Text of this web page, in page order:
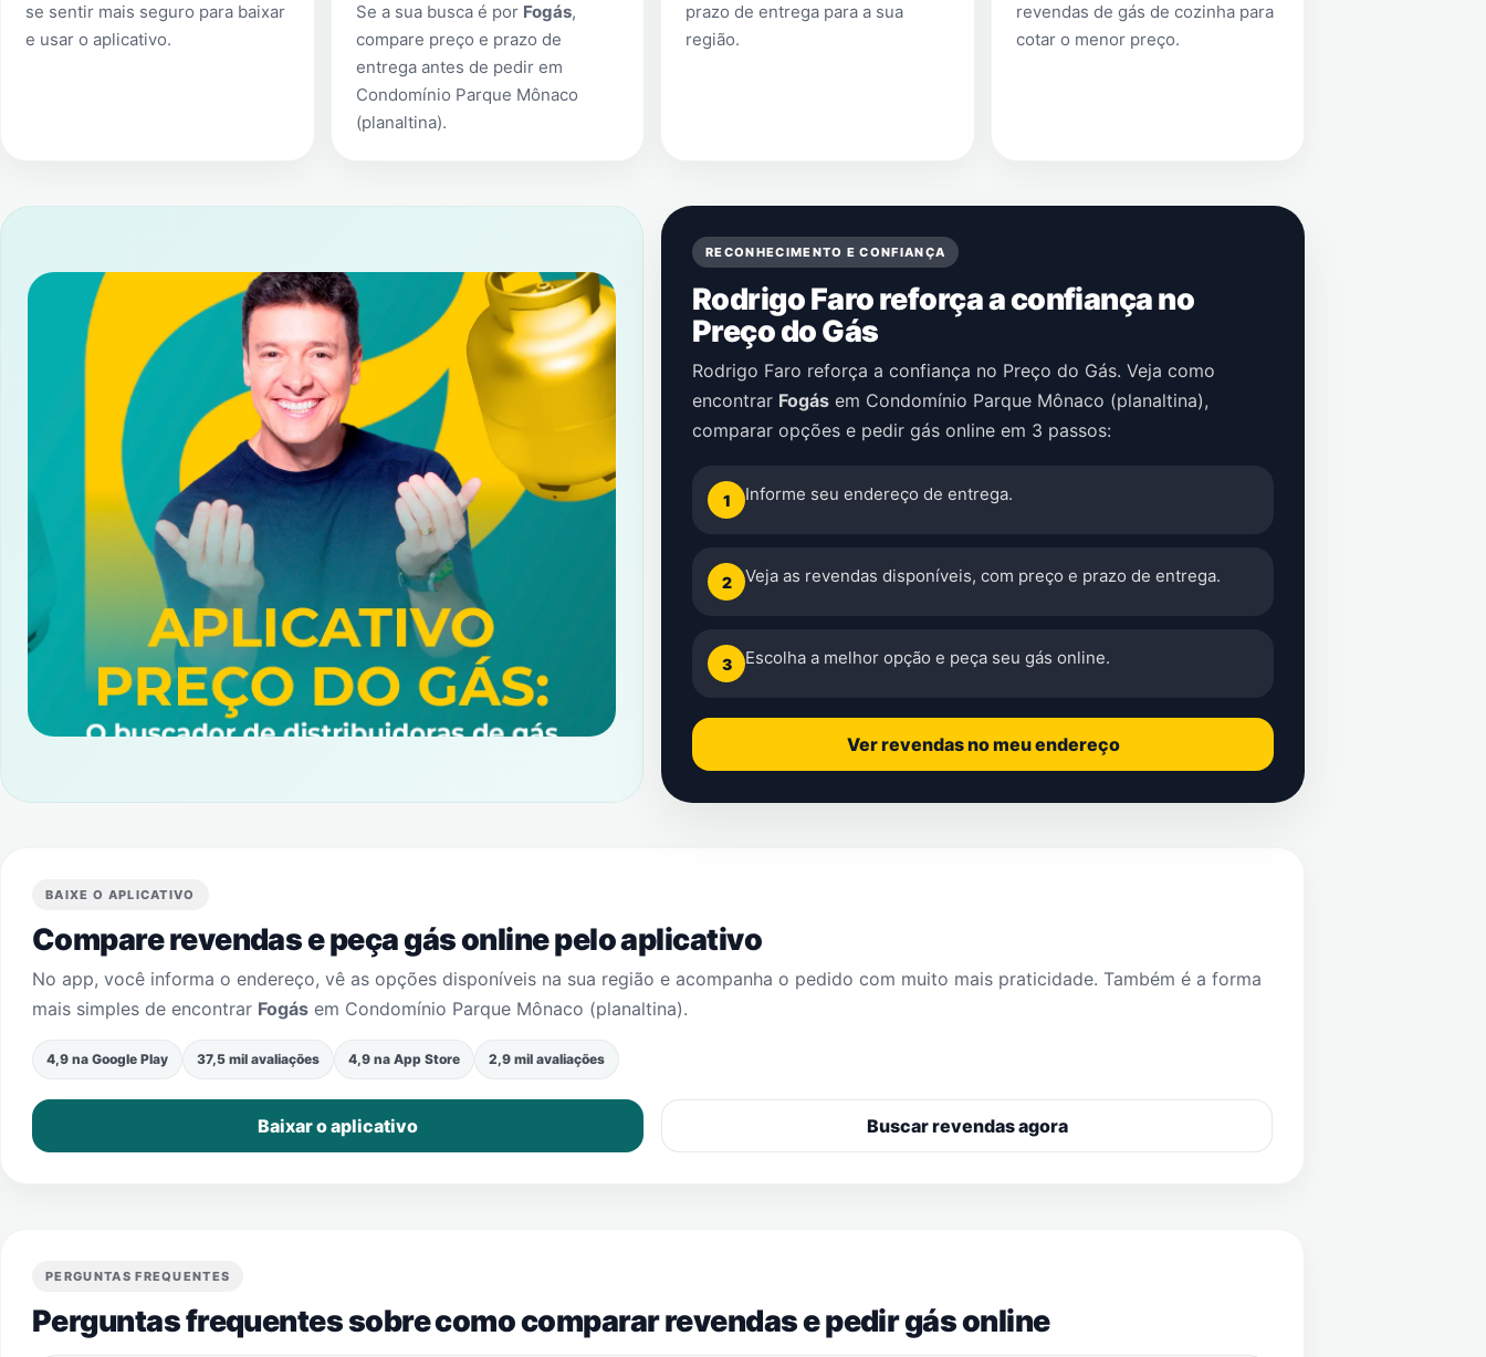
se sentir mais seguro para baixar
e usar o aplicativo.
Se a sua busca é por Fogás,
compare preço e prazo de
entrega antes de pedir em
Condomínio Parque Mônaco
(planaltina).
prazo de entrega para a sua
região.
revendas de gás de cozinha para
cotar o menor preço.
RECONHECIMENTO E CONFIANÇA
Rodrigo Faro reforça a confiança no
Preço do Gás
Rodrigo Faro reforça a confiança no Preço do Gás. Veja como
encontrar Fogás em Condomínio Parque Mônaco (planaltina),
comparar opções e pedir gás online em 3 passos:
1 Informe seu endereço de entrega.
2 Veja as revendas disponíveis, com preço e prazo de entrega.
3 Escolha a melhor opção e peça seu gás online.
Ver revendas no meu endereço
BAIXE O APLICATIVO
Compare revendas e peça gás online pelo aplicativo
No app, você informa o endereço, vê as opções disponíveis na sua região e acompanha o pedido com muito mais praticidade. Também é a forma
mais simples de encontrar Fogás em Condomínio Parque Mônaco (planaltina).
4,9 na Google Play 37,5 mil avaliações 4,9 na App Store 2,9 mil avaliações
Baixar o aplicativo Buscar revendas agora
PERGUNTAS FREQUENTES
Perguntas frequentes sobre como comparar revendas e pedir gás online